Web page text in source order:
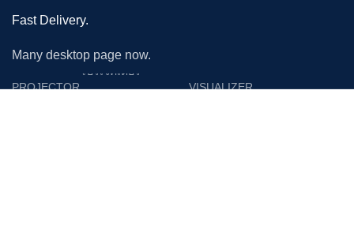
Fast Delivery.
Many desktop page now.
PROJECTOR
โปรเจคเตอร์
VISUALIZER